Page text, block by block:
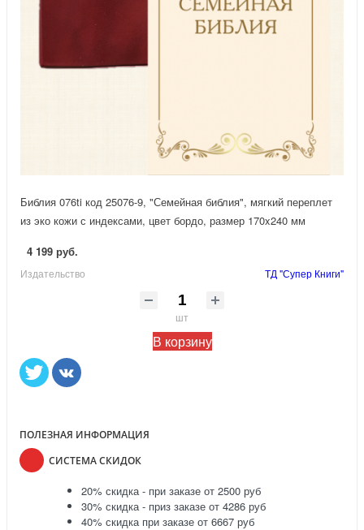
Библия 076ti код 25076-9, "Семейная библия", мягкий переплет
из эко кожи с индексами, цвет бордо, размер 170x240 мм
4 199 руб.
Издательство ТД "Супер Книги"
шт
В корзину
ПОЛЕЗНАЯ ИНФОРМАЦИЯ
СИСТЕМА СКИДОК
20% скидка - при заказе от 2500 руб
30% скидка - приз заказе от 4286 руб
40% скидка при заказе от 6667 руб